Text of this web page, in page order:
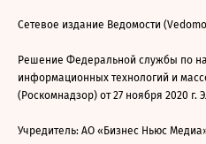
Сетевое издание Ведомости
Решение Федеральной службы по
информационных технологий и
(Роскомнадзор) от 27 ноября 2020 г.
Учредитель: АО «Бизнес Ньюс